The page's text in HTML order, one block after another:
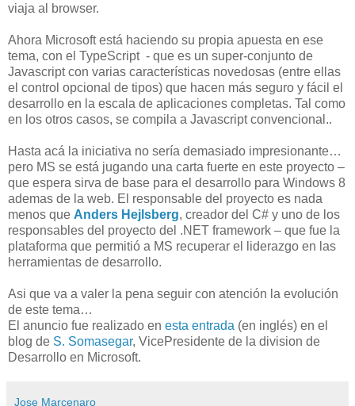
viaja al browser.
Ahora Microsoft está haciendo su propia apuesta en ese
tema, con el TypeScript - que es un super-conjunto de
Javascript con varias características novedosas (entre ellas
el control opcional de tipos) que hacen más seguro y fácil el
desarrollo en la escala de aplicaciones completas. Tal como
en los otros casos, se compila a Javascript convencional..
Hasta acá la iniciativa no sería demasiado impresionante…
pero MS se está jugando una carta fuerte en este proyecto –
que espera sirva de base para el desarrollo para Windows 8
ademas de la web. El responsable del proyecto es nada
menos que Anders Hejlsberg, creador del C# y uno de los
responsables del proyecto del .NET framework – que fue la
plataforma que permitió a MS recuperar el liderazgo en las
herramientas de desarrollo.
Asi que va a valer la pena seguir con atención la evolución
de este tema…
El anuncio fue realizado en esta entrada (en inglés) en el
blog de S. Somasegar, VicePresidente de la division de
Desarrollo en Microsoft.
Jose Marcenaro